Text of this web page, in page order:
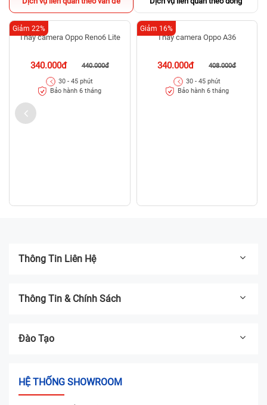
Thay camera Oppo Reno6 Lite
340.000đ 440.000đ
Giảm 22%
30 - 45 phút
Bảo hành 6 tháng
Giảm 16%
Thông Tin Liên Hệ
Thông Tin & Chính Sách
Đào Tạo
HỆ THỐNG SHOWROOM